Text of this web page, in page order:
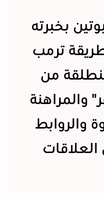
بخبرته
ترمب
من
والمراهنة
والروابط